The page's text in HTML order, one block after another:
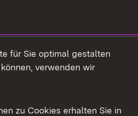
für Sie optimal gestalten
verwenden wir
zu Cookies erhalten Sie in